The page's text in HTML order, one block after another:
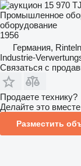
15 970
Промышленное
оборудование
1956
Германия, Rinteln
Industrie-
Связаться с
Продаете технику?
Делайте это
Разместить